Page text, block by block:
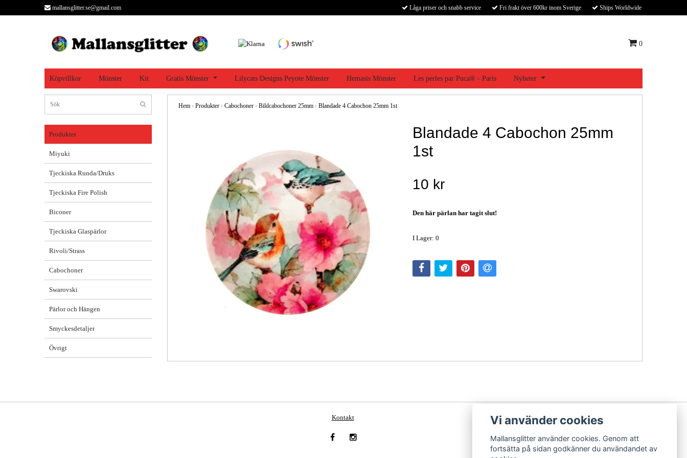
mallansglitter.se@gmail.com Låga priser och snabb service Fri frakt över 600kr inom Sverige Ships Worldwide
0
Köpvillkor Mönster Kit Gratis Mönster Lilycats Designs Peyote Mönster Hemasis Mönster Les perles par Puca® - Paris Nyheter
Produkter
Miyuki
Tjeckiska Runda/Druks
Tjeckiska Fire Polish
Biconer
Tjeckiska Glaspärlor
Rivoli/Strass
Cabochoner
Swarovski
Pärlor och Hängen
Smyckesdetaljer
Övrigt
Hem › Produkter › Cabochoner › Bildcabochoner 25mm › Blandade 4 Cabochon 25mm 1st
Blandade 4 Cabochon 25mm
1st
10 kr
Den här pärlan har tagit slut!
I Lager: 0
Kontakt Vi använder cookies
Mallansglitter använder cookies. Genom att
fortsätta på sidan godkänner du användandet av